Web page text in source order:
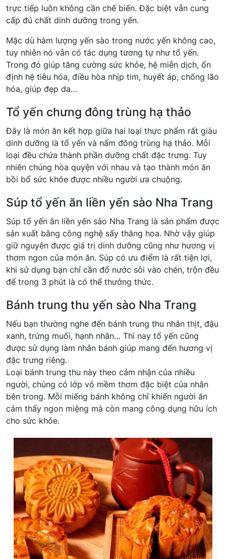
trực tiếp luôn không cần chế biến. Đặc biệt vẫn cung
cấp đủ chất dinh dưỡng trong yến.
Mặc dù hàm lượng yến sào trong nước yến không cao,
tuy nhiên nó vẫn có tác dụng tương tự như tổ yến.
Trong đó giúp tăng cường sức khỏe, hệ miễn dịch, ổn
định hệ tiêu hóa, điều hòa nhịp tim, huyết áp, chống lão
hóa, giúp đẹp da…
Tổ yến chưng đông trùng hạ thảo
Đây là món ăn kết hợp giữa hai loại thực phẩm rất giàu
dinh dưỡng là tổ yến và nấm đông trùng hạ thảo. Mỗi
loại đều chứa thành phần dưỡng chất đặc trưng. Tuy
nhiên chúng hòa quyện với nhau và tạo thành món ăn
bồi bổ sức khỏe được nhiều người ưa chuộng.
Súp tổ yến ăn liền yến sào Nha Trang
Súp tổ yến ăn liền yến sào Nha Trang là sản phẩm được
sản xuất bằng công nghệ sấy thăng hoa. Nhờ vậy giúp
giữ nguyên được giá trị dinh dưỡng cũng như hương vị
thơm ngon của món ăn. Súp có ưu điểm là rất tiện lợi,
khi sử dụng bạn chỉ cần đổ nước sôi vào chén, trộn đều
để trong 3 phút là có thể thưởng thức.
Bánh trung thu yến sào Nha Trang
Nếu bạn thường nghe đến bánh trung thu nhân thịt, đậu
xanh, trứng muối, hạnh nhân… Thì nay tổ yến cũng
được sử dụng làm nhân bánh giúp mang đến hương vị
đặc trưng riêng.
Loại bánh trung thu này theo cảm nhận của nhiều
người, chúng có lớp vỏ mềm thơm đặc biệt của nhân
bên trong. Mỗi miếng bánh không chỉ khiến người ăn
cảm thấy ngon miệng mà còn mang công dụng hữu ích
cho sức khỏe.